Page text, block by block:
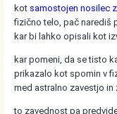
kot samostojen nosilec
fizično telo, pač narediš
kar bi lahko opisali kot
kar pomeni, da se tisto
prikazalo kot spomin v
med astralno zavestjo
to zavednost pa